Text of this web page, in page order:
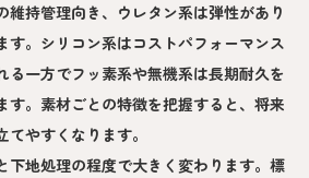
維持管理向き、ウレタン系は弾性があり
す。シリコン系はコストパフォーマンス
る一方でフッ素系や無機系は長期耐久を
す。素材ごとの特徴を把握すると、将来
やすくなります。
下地処理の程度で大きく変わります。標